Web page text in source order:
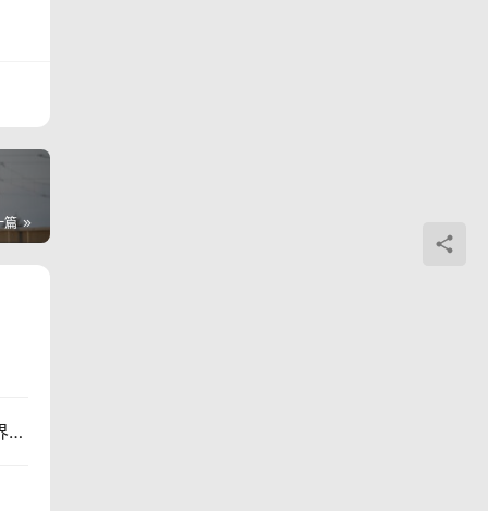
篇
迪桑特于北京、上海举办行动家俱乐部「缓震新境界」分享会，以D-FLUID 4.0流体鞋陪伴都市跑者轻松开跑